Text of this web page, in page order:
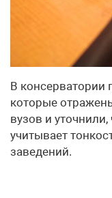
В консерватории
которые
вузов и
учитывает
заведений.